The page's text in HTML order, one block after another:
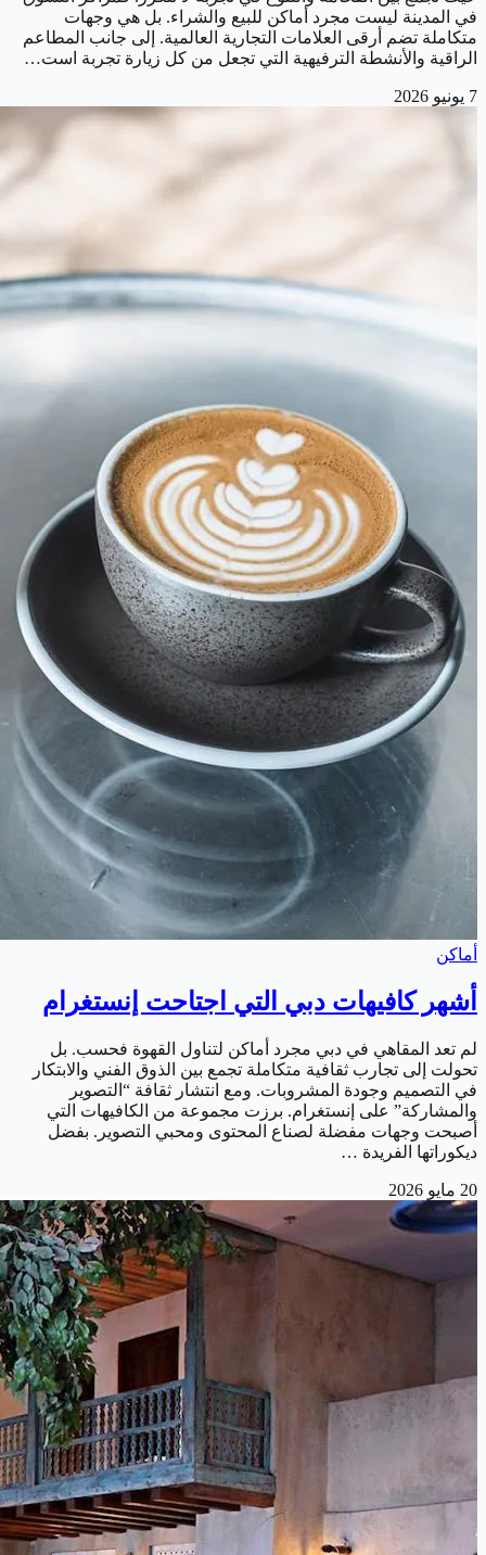
في المدينة ليست مجرد أماكن للبيع والشراء. بل هي وجهات
متكاملة تضم أرقى العلامات التجارية العالمية. إلى جانب المطاعم
الراقية والأنشطة الترفيهية التي تجعل من كل زيارة تجربة است…
7 يونيو 2026
أماكن
أشهر كافيهات دبي التي اجتاحت إنستغرام
لم تعد المقاهي في دبي مجرد أماكن لتناول القهوة فحسب. بل
تحولت إلى تجارب ثقافية متكاملة تجمع بين الذوق الفني والابتكار
في التصميم وجودة المشروبات. ومع انتشار ثقافة “التصوير
والمشاركة” على إنستغرام. برزت مجموعة من الكافيهات التي
أصبحت وجهات مفضلة لصناع المحتوى ومحبي التصوير. بفضل
ديكوراتها الفريدة …
20 مايو 2026